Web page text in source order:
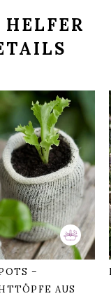
POTS –
AUS
(10
–
AUS